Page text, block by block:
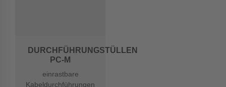
DURCHFÜHRUNGSTÜLLEN
PC-M
einrastbare
Kabeldurchführungen